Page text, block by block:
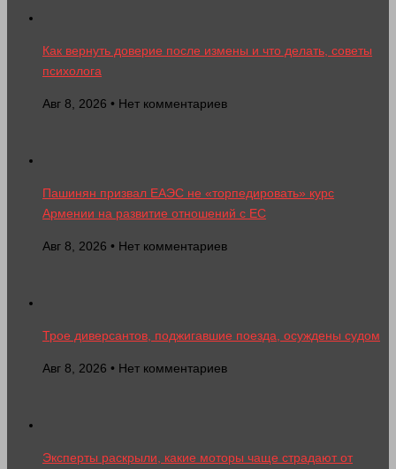
Как вернуть доверие после измены и что делать, советы
психолога
Авг 8, 2026 • Нет комментариев
Пашинян призвал ЕАЭС не «торпедировать» курс
Армении на развитие отношений с ЕС
Авг 8, 2026 • Нет комментариев
Трое диверсантов, поджигавшие поезда, осуждены судом
Авг 8, 2026 • Нет комментариев
Эксперты раскрыли, какие моторы чаще страдают от